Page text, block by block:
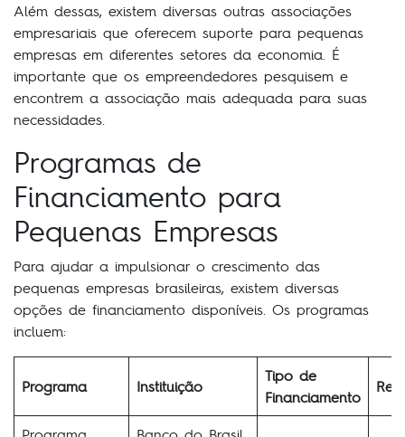
Além dessas, existem diversas outras associações
empresariais que oferecem suporte para pequenas
empresas em diferentes setores da economia. É
importante que os empreendedores pesquisem e
encontrem a associação mais adequada para suas
necessidades.
Programas de
Financiamento para
Pequenas Empresas
Para ajudar a impulsionar o crescimento das
pequenas empresas brasileiras, existem diversas
opções de financiamento disponíveis. Os programas
incluem:
Programa Instituição
Tipo de
Financiamento